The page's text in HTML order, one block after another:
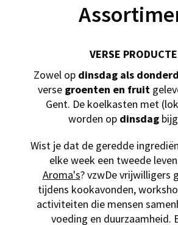
VERSE
Zowel opdinsdag als
verse groenten en fruit
Gent. De koelkasten met
worden op dinsdag
Wist je dat de geredde
elke week een tweede
Aroma's? vzwDe vrijwilligers
tijdens kookavonden,
activiteiten die mensen
voeding en duurzaamheid.